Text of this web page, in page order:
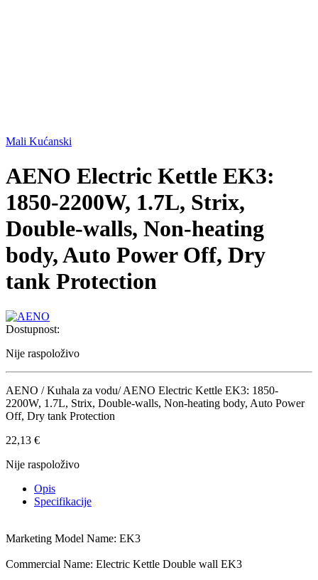
Mali Kućanski
AENO Electric Kettle EK3:
1850-2200W, 1.7L, Strix,
Double-walls, Non-heating
body, Auto Power Off, Dry
tank Protection
Dostupnost:
Nije raspoloživo
AENO / Kuhala za vodu/ AENO Electric Kettle EK3: 1850-
2200W, 1.7L, Strix, Double-walls, Non-heating body, Auto Power
Off, Dry tank Protection
22,13 €
Nije raspoloživo
Opis
Specifikacije
Marketing Model Name: EK3
Commercial Name: Electric Kettle Double wall EK3